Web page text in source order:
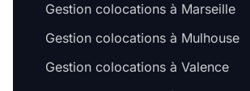
Gestion colocations à Marseille
Gestion colocations à Mulhouse
Gestion colocations à Valence